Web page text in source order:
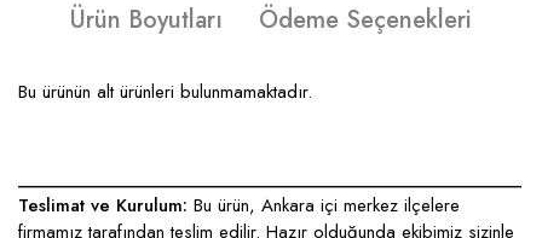
Ürün Boyutları
Ödeme Seçenekleri
Bu ürünün alt ürünleri bulunmamaktadır.
____________________________________________________
Teslimat ve Kurulum: Bu ürün, Ankara içi merkez ilçelere
firmamız tarafından teslim edilir. Hazır olduğunda ekibimiz sizinle